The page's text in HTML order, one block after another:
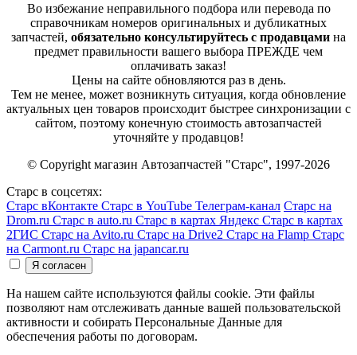
Во избежание неправильного подбора или перевода по
справочникам номеров оригинальных и дубликатных
запчастей, обязательно консультируйтесь с продавцами на
предмет правильности вашего выбора ПРЕЖДЕ чем
оплачивать заказ!
Цены на сайте обновляются раз в день.
Тем не менее, может возникнуть ситуация, когда обновление
актуальных цен товаров происходит быстрее синхронизации с
сайтом, поэтому конечную стоимость автозапчастей
уточняйте у продавцов!
© Copyright магазин Автозапчастей "Старс", 1997-2026
Старс в соцсетях:
Старс вКонтакте Старс в YouTube Телеграм-канал Старс на
Drom.ru Старс в auto.ru Старс в картах Яндекс Старс в картах
2ГИС Старс на Avito.ru Старс на Drive2 Старс на Flamp Старс
на Carmont.ru Старс на japancar.ru
На нашем сайте используются файлы cookie. Эти файлы
позволяют нам отслеживать данные вашей пользовательской
активности и собирать Персональные Данные для
обеспечения работы по договорам.